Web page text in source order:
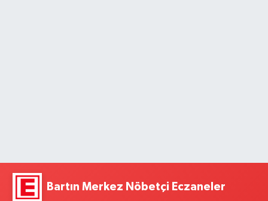
Bartın Merkez Nöbetçi Eczaneler